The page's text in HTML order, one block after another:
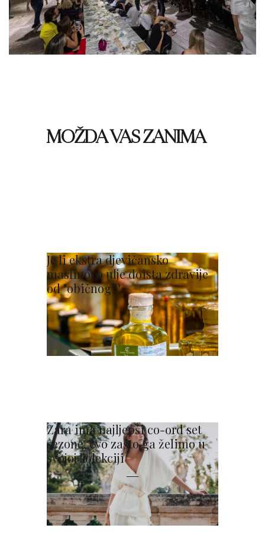
MOŽDA VAS ZANIMA
Je li ekstra djevičansko
maslinovo ulje doista zdravije
od "običnog"?
Zara ima najljepši co-ord set
sezone, evo zašto ga želimo u
svojoj kolekciji